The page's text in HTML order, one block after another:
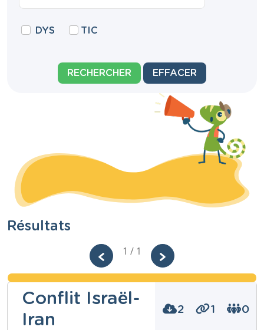
DYS TIC
RECHERCHER EFFACER
Résultats
1 / 1
Conflit Israël-
Iran
2 1 0